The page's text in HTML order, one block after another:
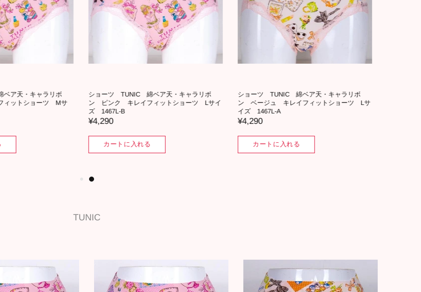
ベア天・キャラリボ
フィットショーツ Lサ
ショーツ TUNIC 綿ベア天・キャラリボ
ン ピンク キレイフィットショーツ LLサ
イズ 1467LL-B
¥4,510
カートに入れる
ポーチ TUNIC マリンカフェのポーチ
17473-A
¥3,630
カートに入れる
TUNIC